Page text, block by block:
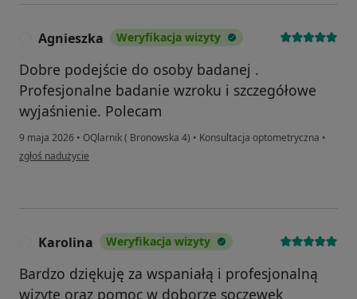
Agnieszka Weryfikacja wizyty
Dobre podejście do osoby badanej .
Profesjonalne badanie wzroku i szczegółowe
wyjaśnienie. Polecam
9 maja 2026 • OQlarnik ( Bronowska 4) • Konsultacja optometryczna •
w opinii użytkownika Agnieszka
zgłoś nadużycie
Karolina Weryfikacja wizyty
Bardzo dziękuję za wspaniałą i profesjonalną
wizytę oraz pomoc w doborze soczewek